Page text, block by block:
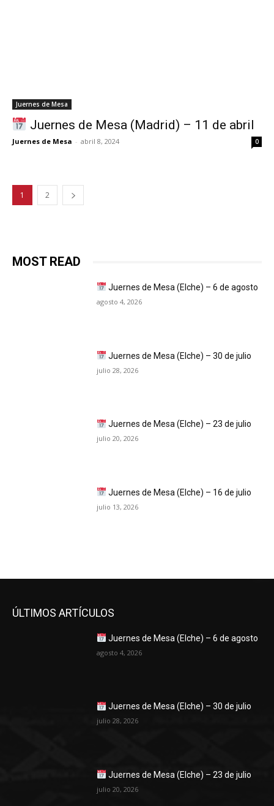
Juernes de Mesa
Juernes de Mesa (Madrid) – 11 de abril
Juernes de Mesa - abril 8, 2024 0
1 2
MOST READ
Juernes de Mesa (Elche) – 6 de agosto
agosto 4, 2026
Juernes de Mesa (Elche) – 30 de julio
julio 28, 2026
Juernes de Mesa (Elche) – 23 de julio
julio 20, 2026
Juernes de Mesa (Elche) – 16 de julio
julio 13, 2026
ÚLTIMOS ARTÍCULOS
Juernes de Mesa (Elche) – 6 de agosto
agosto 4, 2026
Juernes de Mesa (Elche) – 30 de julio
julio 28, 2026
Juernes de Mesa (Elche) – 23 de julio
julio 20, 2026